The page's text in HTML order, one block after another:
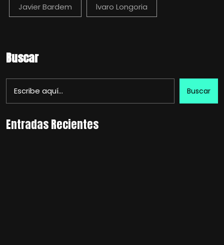
Javier Bardem lvaro Longoria
Buscar
Buscar
Entradas Recientes